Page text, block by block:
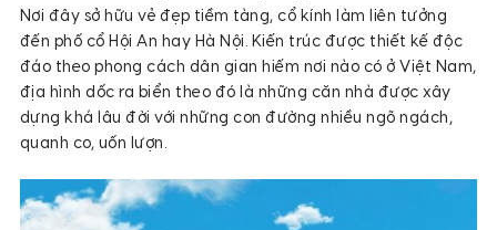
Nơi đây sở hữu vẻ đẹp tiềm tàng, cổ kính làm liên tưởng
đến phố cổ Hội An hay Hà Nội. Kiến trúc được thiết kế độc
đáo theo phong cách dân gian hiếm nơi nào có ở Việt Nam,
địa hình dốc ra biển theo đó là những căn nhà được xây
dựng khá lâu đời với những con đường nhiều ngõ ngách,
quanh co, uốn lượn.